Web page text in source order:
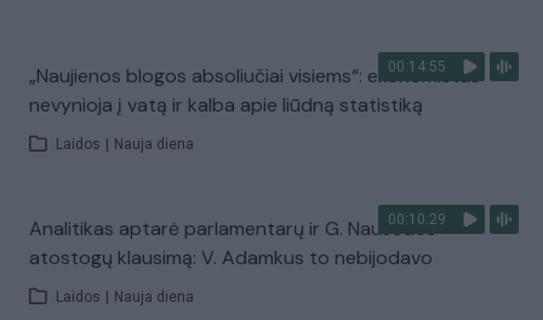
00:14:55
„Naujienos blogos absoliučiai visiems“: ekonomistas
nevynioja į vatą ir kalba apie liūdną statistiką
Laidos Nauja diena
00:10:29
Analitikas aptarė parlamentarų ir G. Nausėdos
atostogų klausimą: V. Adamkus to nebijodavo
Laidos Nauja diena